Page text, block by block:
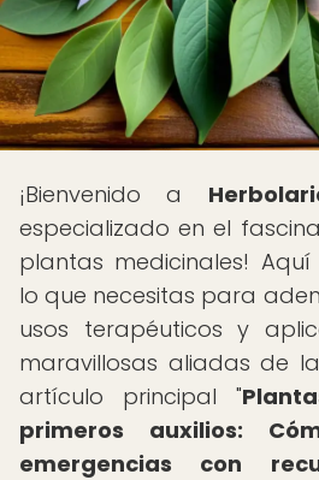
¡Bienvenido a
especializado en el
plantas medicinales!
lo que necesitas para
usos terapéuticos y
maravillosas aliadas de
artículo principal "
primeros auxilios:
emergencias con